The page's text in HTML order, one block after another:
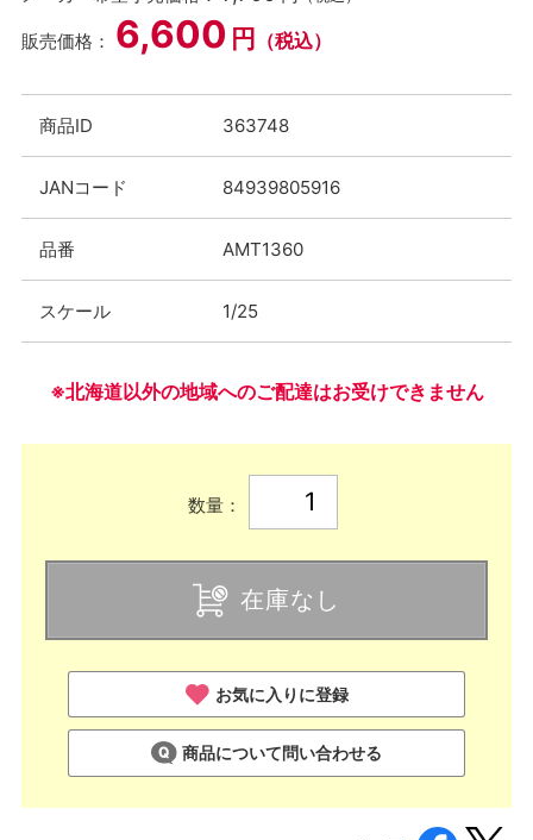
販売価格： 6,600 円 （税込）
商品ID 363748
JANコード 84939805916
品番 AMT1360
スケール 1/25
※北海道以外の地域へのご配達はお受けできません
数量：
在庫なし
お気に入りに登録
商品について問い合わせる